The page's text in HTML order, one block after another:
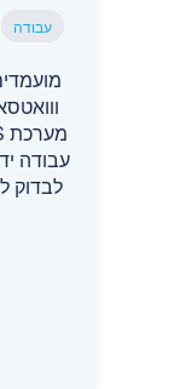
עבודה
עבודה
לבדוק